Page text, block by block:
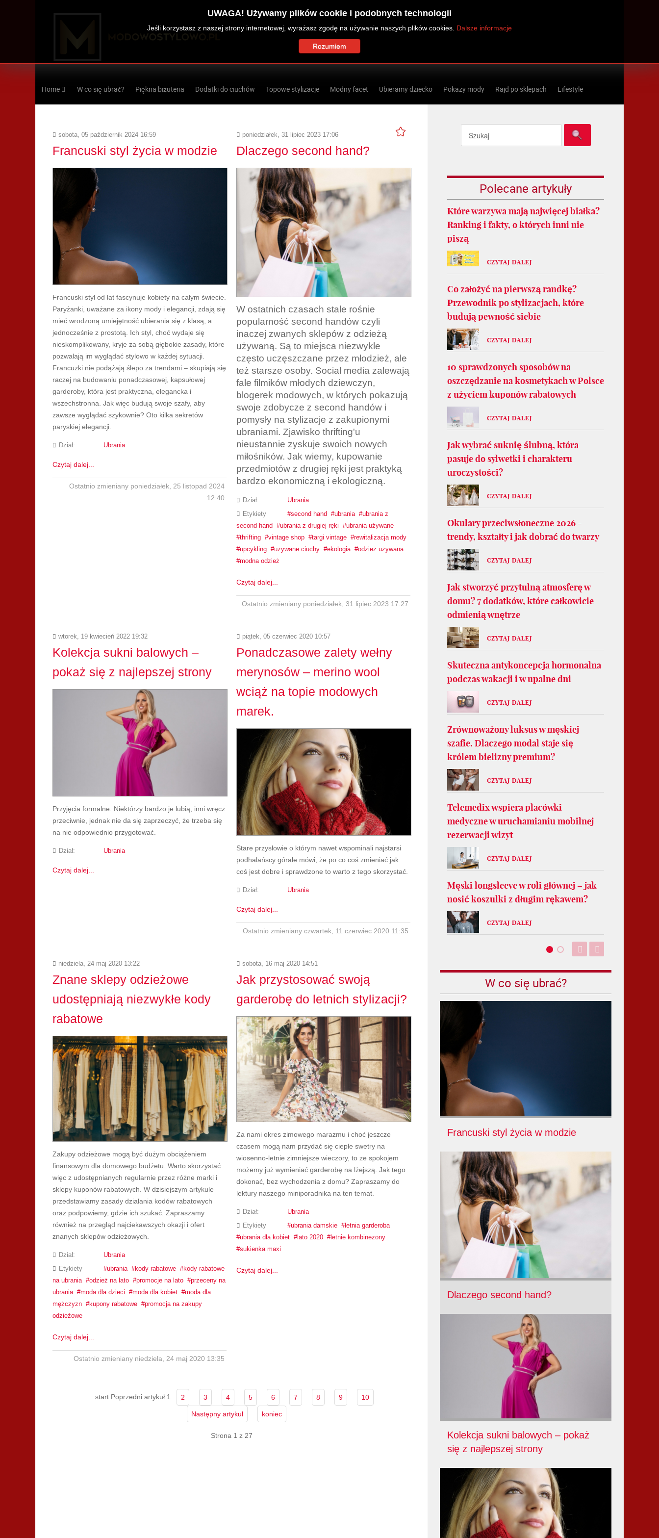
Home W co się ubrać? Piękna biżuteria Dodatki do ciuchów Topowe stylizacje Modny facet Ubieramy dziecko Pokazy mody Rajd po sklepach Lifestyle
sobota, 05 październik 2024 16:59
Francuski styl życia w modzie
Francuski styl od lat fascynuje kobiety na całym świecie.
Paryżanki, uważane za ikony mody i elegancji, zdają się
mieć wrodzoną umiejętność ubierania się z klasą, a
jednocześnie z prostotą. Ich styl, choć wydaje się
nieskomplikowany, kryje za sobą głębokie zasady, które
pozwalają im wyglądać stylowo w każdej sytuacji.
Francuzki nie podążają ślepo za trendami – skupiają się
raczej na budowaniu ponadczasowej, kapsułowej
garderoby, która jest praktyczna, elegancka i
wszechstronna. Jak więc budują swoje szafy, aby
zawsze wyglądać szykownie? Oto kilka sekretów
paryskiej elegancji.
Dział: Ubrania
Czytaj dalej...
Ostatnio zmieniany poniedziałek, 25 listopad 2024
12:40
poniedziałek, 31 lipiec 2023 17:06
Dlaczego second hand?
W ostatnich czasach stale rośnie
popularność second handów czyli
inaczej zwanych sklepów z odzieżą
używaną. Są to miejsca niezwykle
często uczęszczane przez młodzież, ale
też starsze osoby. Social media zalewają
fale filmików młodych dziewczyn,
blogerek modowych, w których pokazują
swoje zdobycze z second handów i
pomysły na stylizacje z zakupionymi
ubraniami. Zjawisko thrifting'u
nieustannie zyskuje swoich nowych
miłośników. Jak wiemy, kupowanie
przedmiotów z drugiej ręki jest praktyką
bardzo ekonomiczną i ekologiczną.
Dział:
Ubrania
Etykiety
second hand ubrania
ubrania z
second hand
ubrania z drugiej ręki
ubrania używane
thrifting
vintage shop targi vintage
rewitalizacja mody
upcykling
używane ciuchy ekologia
odzież używana
modna odzież
Czytaj dalej...
Ostatnio zmieniany poniedziałek, 31 lipiec 2023 17:27
wtorek, 19 kwiecień 2022 19:32
Kolekcja sukni balowych –
pokaż się z najlepszej strony
Przyjęcia formalne. Niektórzy bardzo je lubią, inni wręcz
przeciwnie, jednak nie da się zaprzeczyć, że trzeba się
na nie odpowiednio przygotować.
Dział: Ubrania
Czytaj dalej...
piątek, 05 czerwiec 2020 10:57
Ponadczasowe zalety wełny
merynosów – merino wool
wciąż na topie modowych
marek.
Stare przysłowie o którym nawet wspominali najstarsi
podhalańscy górale mówi, że po co coś zmieniać jak
coś jest dobre i sprawdzone to warto z tego skorzystać.
Dział: Ubrania
Czytaj dalej...
Ostatnio zmieniany czwartek, 11 czerwiec 2020 11:35
niedziela, 24 maj 2020 13:22
Znane sklepy odzieżowe
udostępniają niezwykłe kody
rabatowe
Zakupy odzieżowe mogą być dużym obciążeniem
finansowym dla domowego budżetu. Warto skorzystać
więc z udostępnianych regularnie przez różne marki i
sklepy kuponów rabatowych. W dzisiejszym artykule
przedstawiamy zasady działania kodów rabatowych
oraz podpowiemy, gdzie ich szukać. Zapraszamy
również na przegląd najciekawszych okazji i ofert
znanych sklepów odzieżowych.
Dział:
Ubrania
Etykiety
ubrania kody rabatowe
kody rabatowe
na ubrania
odzież na lato promocje na lato
przeceny na
ubrania
moda dla dzieci moda dla kobiet
moda dla
mężczyzn
kupony rabatowe
promocja na zakupy
odzieżowe
Czytaj dalej...
Ostatnio zmieniany niedziela, 24 maj 2020 13:35
sobota, 16 maj 2020 14:51
Jak przystosować swoją
garderobę do letnich stylizacji?
Za nami okres zimowego marazmu i choć jeszcze
czasem mogą nam przydać się ciepłe swetry na
wiosenno-letnie zimniejsze wieczory, to ze spokojem
możemy już wymieniać garderobę na lżejszą. Jak tego
dokonać, bez wychodzenia z domu? Zapraszamy do
lektury naszego miniporadnika na ten temat.
Dział:
Ubrania
Etykiety
ubrania damskie
letnia garderoba
ubrania dla kobiet
lato 2020
letnie kombinezony
sukienka maxi
Czytaj dalej...
start Poprzedni artykuł 1 2 3 4 5 6 7 8 9 10
Następny artykuł koniec
Strona 1 z 27
Polecane artykuły
Które warzywa mają najwięcej białka?
Ranking i fakty, o których inni nie
piszą
CZYTAJ DALEJ
Co założyć na pierwszą randkę?
Przewodnik po stylizacjach, które
budują pewność siebie
CZYTAJ DALEJ
10 sprawdzonych sposobów na
oszczędzanie na kosmetykach w Polsce
z użyciem kuponów rabatowych
CZYTAJ DALEJ
Jak wybrać suknię ślubną, która
pasuje do sylwetki i charakteru
uroczystości?
CZYTAJ DALEJ
Okulary przeciwsłoneczne 2026 -
trendy, kształty i jak dobrać do twarzy
CZYTAJ DALEJ
Jak stworzyć przytulną atmosferę w
domu? 7 dodatków, które całkowicie
odmienią wnętrze
CZYTAJ DALEJ
Skuteczna antykoncepcja hormonalna
podczas wakacji i w upalne dni
CZYTAJ DALEJ
Zrównoważony luksus w męskiej
szafie. Dlaczego modal staje się
królem bielizny premium?
CZYTAJ DALEJ
Telemedix wspiera placówki
medyczne w uruchamianiu mobilnej
rezerwacji wizyt
CZYTAJ DALEJ
Męski longsleeve w roli głównej – jak
nosić koszulki z długim rękawem?
CZYTAJ DALEJ
W co się ubrać?
Francuski styl życia w modzie
Dlaczego second hand?
Kolekcja sukni balowych – pokaż
się z najlepszej strony
UWAGA! Używamy plików cookie i podobnych technologii
Jeśli korzystasz z naszej strony internetowej, wyrażasz zgodę na używanie naszych plików cookies. Dalsze informacje
Rozumiem